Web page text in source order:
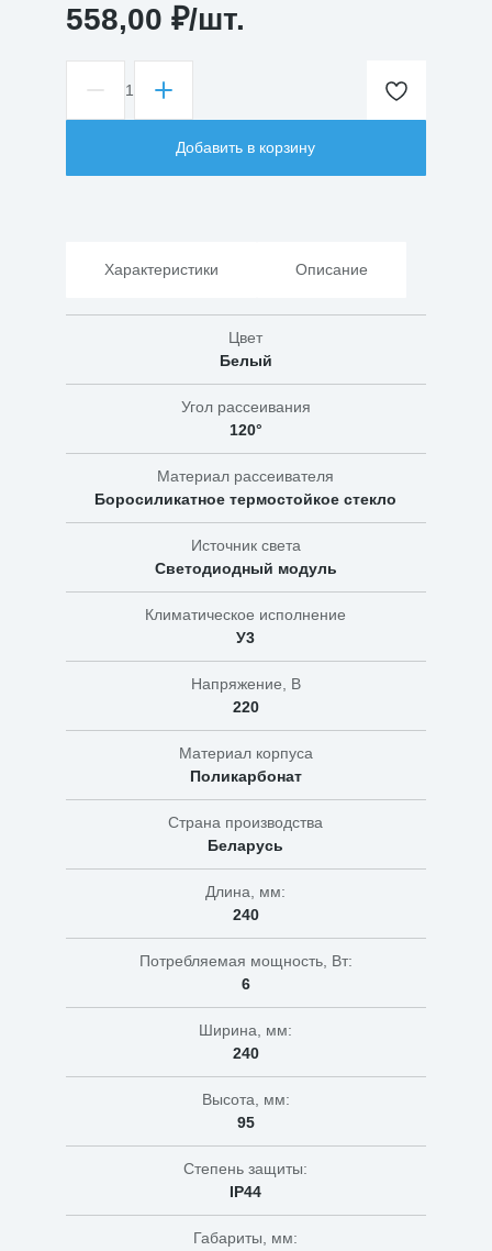
558,00 ₽/шт.
Количество
товара
светодиодный
ДБП
1
Добавить в корзину
Характеристики Описание
Цвет
Белый
Угол рассеивания
120°
Материал рассеивателя
Боросиликатное термостойкое стекло
Источник света
Светодиодный модуль
Климатическое исполнение
У3
Напряжение, В
220
Материал корпуса
Поликарбонат
Страна производства
Беларусь
Длина, мм:
240
Потребляемая мощность, Вт:
6
Ширина, мм:
240
Высота, мм:
95
Степень защиты:
IP44
Габариты, мм: